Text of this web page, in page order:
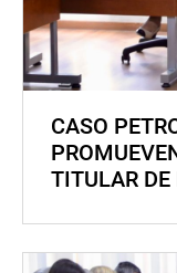
CASO
TITULAR